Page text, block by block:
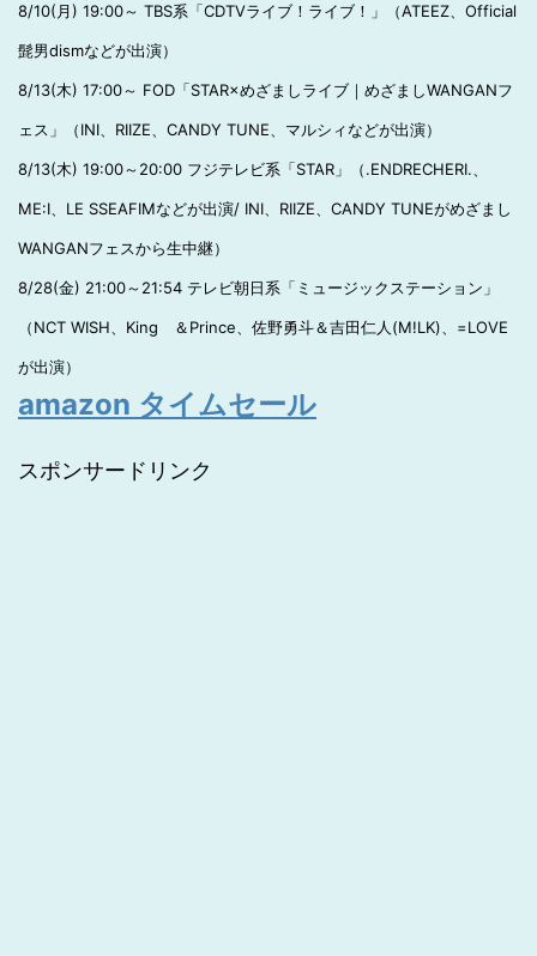
8/10(月) 19:00～ TBS系「CDTVライブ！ライブ！」（ATEEZ、Official
髭男dismなどが出演）
8/13(木) 17:00～ FOD「STAR×めざましライブ｜めざましWANGANフ
ェス」（INI、RIIZE、CANDY TUNE、マルシィなどが出演）
8/13(木) 19:00～20:00 フジテレビ系「STAR」（.ENDRECHERI.、
ME:I、LE SSEAFIMなどが出演/ INI、RIIZE、CANDY TUNEがめざまし
WANGANフェスから生中継）
8/28(金) 21:00～21:54 テレビ朝日系「ミュージックステーション」
（NCT WISH、King ＆Prince、佐野勇斗＆吉田仁人(M!LK)、=LOVE
が出演）
amazon タイムセール
スポンサードリンク